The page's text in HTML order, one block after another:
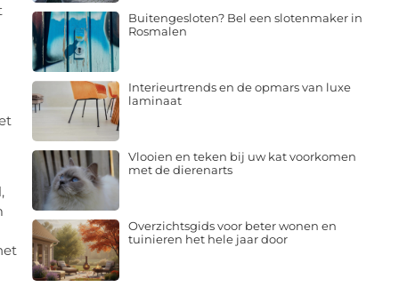
Buitengesloten? Bel een slotenmaker in
Rosmalen
Interieurtrends en de opmars van luxe
laminaat
Vlooien en teken bij uw kat voorkomen
met de dierenarts
Overzichtsgids voor beter wonen en
tuinieren het hele jaar door